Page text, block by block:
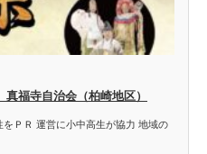
福寺自治会（柏崎地区）
ＰＲ 運営に小中高生が協力 地域の